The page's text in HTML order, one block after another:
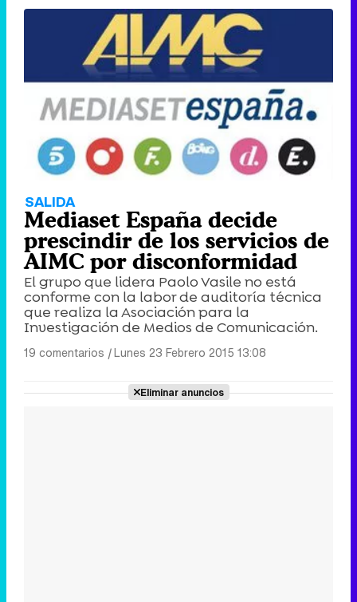
SALIDA
Mediaset España decide
prescindir de los servicios de
AIMC por disconformidad
El grupo que lidera Paolo Vasile no está
conforme con la labor de auditoría técnica
que realiza la Asociación para la
Investigación de Medios de Comunicación.
19 comentarios |Lunes 23 Febrero 2015 13:08
Eliminar anuncios